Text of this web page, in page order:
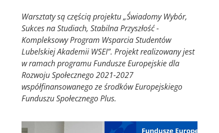
Warsztaty są częścią projektu „Świadomy Wybór,
Sukces na Studiach, Stabilna Przyszłość -
Kompleksowy Program Wsparcia Studentów
Lubelskiej Akademii WSEI”. Projekt realizowany jest
w ramach programu Fundusze Europejskie dla
Rozwoju Społecznego 2021-2027
współfinansowanego ze środków Europejskiego
Funduszu Społecznego Plus.